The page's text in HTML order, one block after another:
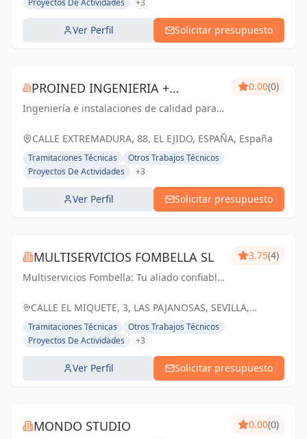
Proyectos De Actividades
+3
Ver Perfil Solicitar presupuesto
PROINED INGENIERIA +
INSTALACIONES
Ingeniería e instalaciones de calidad para
0.00(0)
CALLE EXTREMADURA, 88, EL EJIDO, ESPAÑA, España
Tramitaciones Técnicas
Otros Trabajos Técnicos
Proyectos De Actividades
+3
Ver Perfil Solicitar presupuesto
MULTISERVICIOS FOMBELLA SL
Multiservicios Fombella: Tu aliado confiable
soluciones sólidas para un futuro
3.75(4)
CALLE EL MIQUETE, 3, LAS PAJANOSAS, SEVILLA,
ESPAÑA, España
Tramitaciones Técnicas
Otros Trabajos Técnicos
Proyectos De Actividades
+3
Ver Perfil Solicitar presupuesto
MONDO STUDIO 0.00(0)